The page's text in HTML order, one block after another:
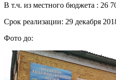
В т.ч. из местного бюджета : 26
Срок реализации: 29 декабря
Фото до: